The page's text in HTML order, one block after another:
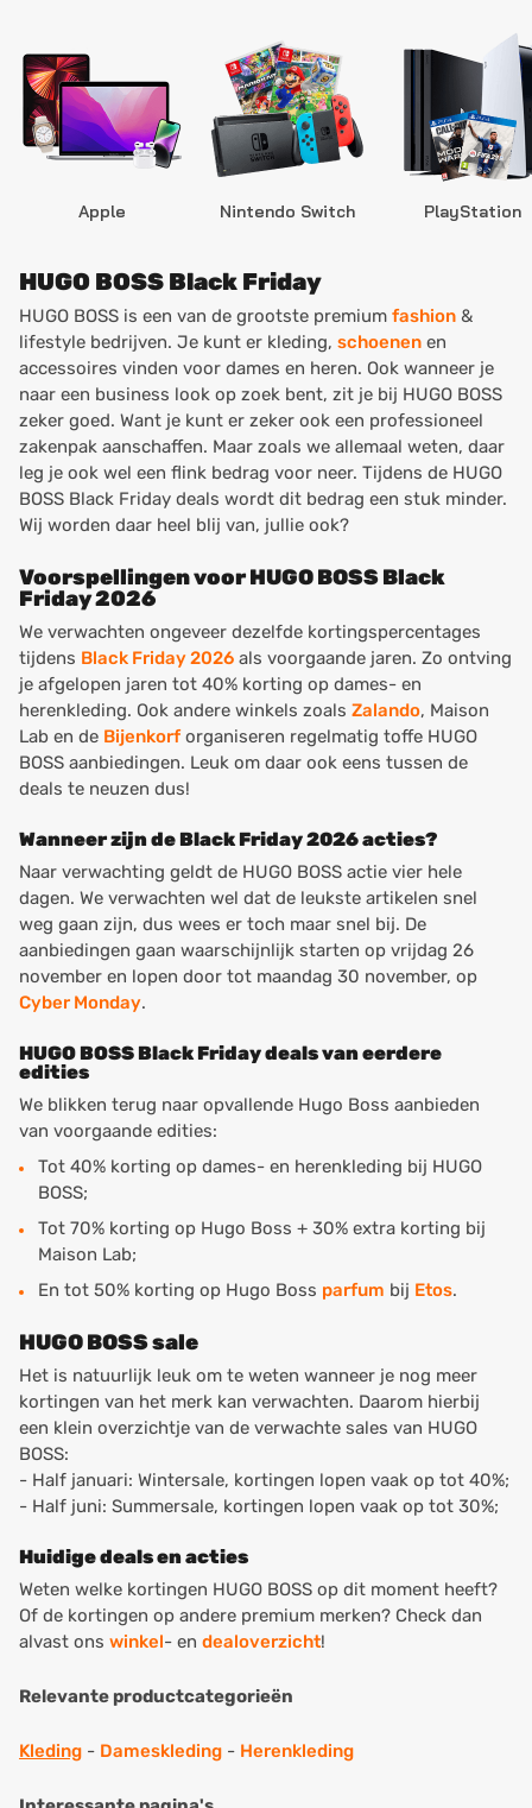
Apple Nintendo Switch PlayStation
HUGO BOSS Black Friday
HUGO BOSS is een van de grootste premium fashion &
lifestyle bedrijven. Je kunt er kleding, schoenen en
accessoires vinden voor dames en heren. Ook wanneer je
naar een business look op zoek bent, zit je bij HUGO BOSS
zeker goed. Want je kunt er zeker ook een professioneel
zakenpak aanschaffen. Maar zoals we allemaal weten, daar
leg je ook wel een flink bedrag voor neer. Tijdens de HUGO
BOSS Black Friday deals wordt dit bedrag een stuk minder.
Wij worden daar heel blij van, jullie ook?
Voorspellingen voor HUGO BOSS Black
Friday 2026
We verwachten ongeveer dezelfde kortingspercentages
tijdens Black Friday 2026 als voorgaande jaren. Zo ontving
je afgelopen jaren tot 40% korting op dames- en
herenkleding. Ook andere winkels zoals Zalando, Maison
Lab en de Bijenkorforganiseren regelmatig toffe HUGO
BOSS aanbiedingen. Leuk om daar ook eens tussen de
deals te neuzen dus!
Wanneer zijn de Black Friday 2026 acties?
Naar verwachting geldt de HUGO BOSS actie vier hele
dagen. We verwachten wel dat de leukste artikelen snel
weg gaan zijn, dus wees er toch maar snel bij. De
aanbiedingen gaan waarschijnlijk starten op vrijdag 26
november en lopen door tot maandag 30 november, op
Cyber Monday.
HUGO BOSS Black Friday deals van eerdere
edities
We blikken terug naar opvallende Hugo Boss aanbieden
van voorgaande edities:
Tot 40% korting op dames- en herenkleding bij HUGO
BOSS;
Tot 70% korting op Hugo Boss + 30% extra korting bij
Maison Lab;
En tot 50% korting op Hugo Boss parfum bij Etos.
HUGO BOSS sale
Het is natuurlijk leuk om te weten wanneer je nog meer
kortingen van het merk kan verwachten. Daarom hierbij
een klein overzichtje van de verwachte sales van HUGO
BOSS:
- Half januari: Wintersale, kortingen lopen vaak op tot 40%;
- Half juni: Summersale, kortingen lopen vaak op tot 30%;
Huidige deals en acties
Weten welke kortingen HUGO BOSS op dit moment heeft?
Of de kortingen op andere premium merken? Check dan
alvast ons winkel- en dealoverzicht!
Relevante productcategorieën
Kleding - Dameskleding - Herenkleding